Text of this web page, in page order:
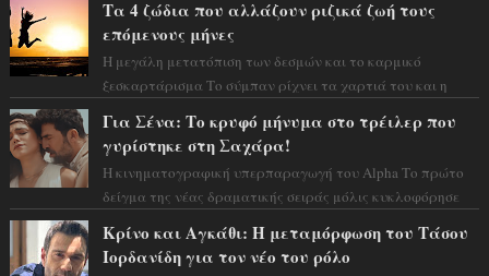
Τα 4 ζώδια που αλλάζουν ριζικά ζωή τους
επόμενους μήνες
Η μεγάλη μετατόπιση των δεσμών και το καρμικό
ξεσκαρτάρισμα Το σύμπαν ρίχνει τα χαρτιά του και η
Για Σένα: Το κρυφό μήνυμα στο τρέιλερ που
γυρίστηκε στη Σαχάρα!
Η κινηματογραφική υπερπαραγωγή του Alpha Το πρώτο
δείγμα της νέας δραματικής σειράς μόλις κυκλοφόρησε
Κρίνο και Αγκάθι: Η μεταμόρφωση του Τάσου
Ιορδανίδη για τον νέο του ρόλο